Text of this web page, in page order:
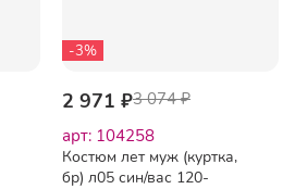
-3%
2 971 ₽3 074 ₽
арт: 104258
Костюм лет муж (куртка,
бр) л05 син/вас 120-